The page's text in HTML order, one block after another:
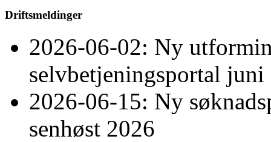
Driftsmeldinger
2026-06-02: Ny
selvbetjeningsportal juni
2026-06-15: Ny
senhøst 2026